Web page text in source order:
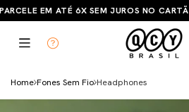
EM ATÉ 6X SEM JUROS NO CARTÃO
Home Fones Sem Fio Headphones